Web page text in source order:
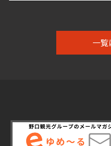
一覧